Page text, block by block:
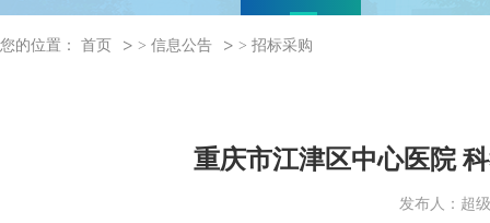
您的位置： 首页 > 信息公告 > 招标采购
重庆市江津区中心医院
发布人：超